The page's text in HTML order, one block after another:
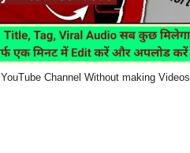
Channel Without making Videos